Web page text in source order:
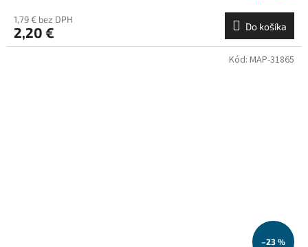
1,79 € bez DPH
2,20 € Do košíka
–23 %
Kód: MAP-31865